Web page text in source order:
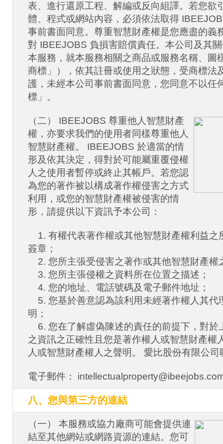
表、進行還原工程、解編或反向組譯。若您欲
體、程式或網站內容，必須依法取得
事前書面同意。尊重智慧財產權是您應盡的義
對 IBEEJOBS 負損害賠償責任。本公司及其
本服務，就本服務相關之商品或服務名稱、圖
商標」），依其註冊或使用之狀態，受商標法
護，未經本公司事前書面同意，您同意不以任
標」。
（二） IBEEJOBS 尊重他人智慧財產
權，亦要求我們的使用者同樣尊重他人
智慧財產權。 IBEEJOBS 於適當的情
形及依其決定，得對於可能屬重覆侵權
人之使用者暫停或終止其帳戶。若您認
為您的著作被以構成著作權侵害之方式
利用，或您的智慧財產權被侵害的情
形，請提供以下資訊予本公司：
1. 有權代表著作權或其他智慧財產權利益之
簽章；
2. 您所主張受侵害之著作或其他智慧財產權
3. 您所主張侵權之資料所在位置之描述；
4. 您的地址、電話號碼及電子郵件地址；
5. 您基於善意認為該利用未經著作權人其代
明；
6. 您在了解虛偽陳述的責任的前提下，對於
之資訊之正確性且您是著作權人或智慧財產權
人或智慧財產權人之聲明。 愛比股份有限公司
電子郵件：
八、您與第三方的連結
（一） 本服務或協力廠商可能會提供連
結至其他網站或網路資源的連結。您可